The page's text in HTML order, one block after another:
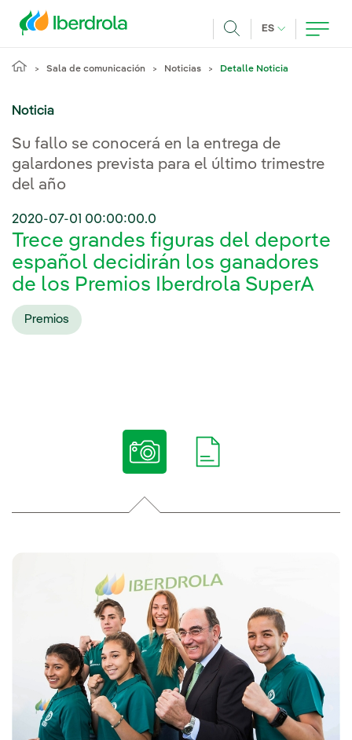
ES IDIOMA
Sala de comunicación Noticias Detalle Noticia
Noticia
Su fallo se conocerá en la entrega de
galardones prevista para el último trimestre
del año
2020-07-01 00:00:00.0
Trece grandes figuras del deporte
español decidirán los ganadores
de los Premios Iberdrola SuperA
Premios